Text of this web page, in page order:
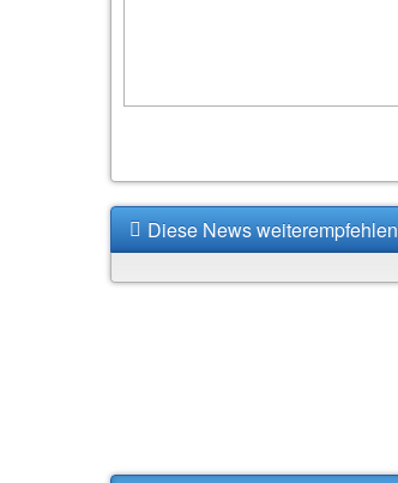
Diese News weiterempfehlen